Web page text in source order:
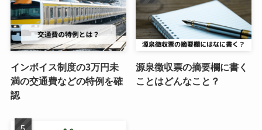
インボイス制度の3万円未
満の交通費などの特例を確
認
源泉徴収票の摘要欄に書く
ことはどんなこと？